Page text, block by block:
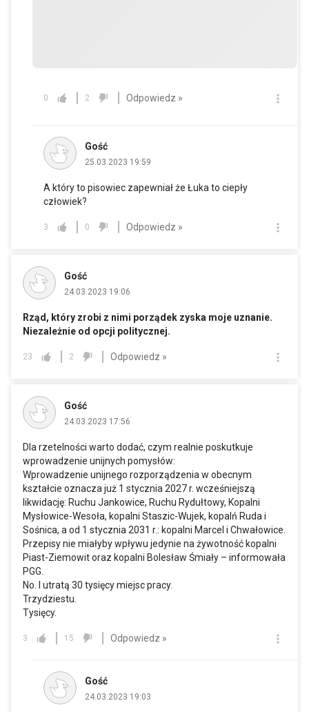
0 2 Odpowiedz »
Gość
25.03.2023 19:59
A który to pisowiec zapewniał że Łuka to ciepły
człowiek?
3 0 Odpowiedz »
Gość
24.03.2023 19:06
Rząd, który zrobi z nimi porządek zyska moje uznanie.
Niezależnie od opcji politycznej.
23 2 Odpowiedz »
Gość
24.03.2023 17:56
Dla rzetelności warto dodać, czym realnie poskutkuje
wprowadzenie unijnych pomysłów:
Wprowadzenie unijnego rozporządzenia w obecnym
kształcie oznacza już 1 stycznia 2027 r. wcześniejszą
likwidację: Ruchu Jankowice, Ruchu Rydułtowy, Kopalni
Mysłowice-Wesoła, kopalni Staszic-Wujek, kopalń Ruda i
Sośnica, a od 1 stycznia 2031 r.: kopalni Marcel i Chwałowice.
Przepisy nie miałyby wpływu jedynie na żywotność kopalni
Piast-Ziemowit oraz kopalni Bolesław Śmiały – informowała
PGG.
No. I utratą 30 tysięcy miejsc pracy.
Trzydziestu.
Tysięcy.
3 15 Odpowiedz »
Gość
24.03.2023 19:03